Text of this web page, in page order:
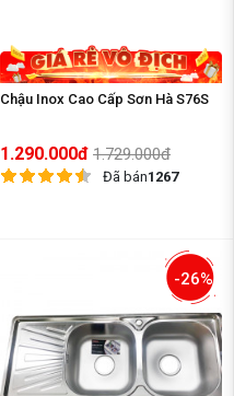
Chậu Inox Cao Cấp Sơn Hà S76S
1.290.000đ 1.729.000đ
Đã bán1267
-26%